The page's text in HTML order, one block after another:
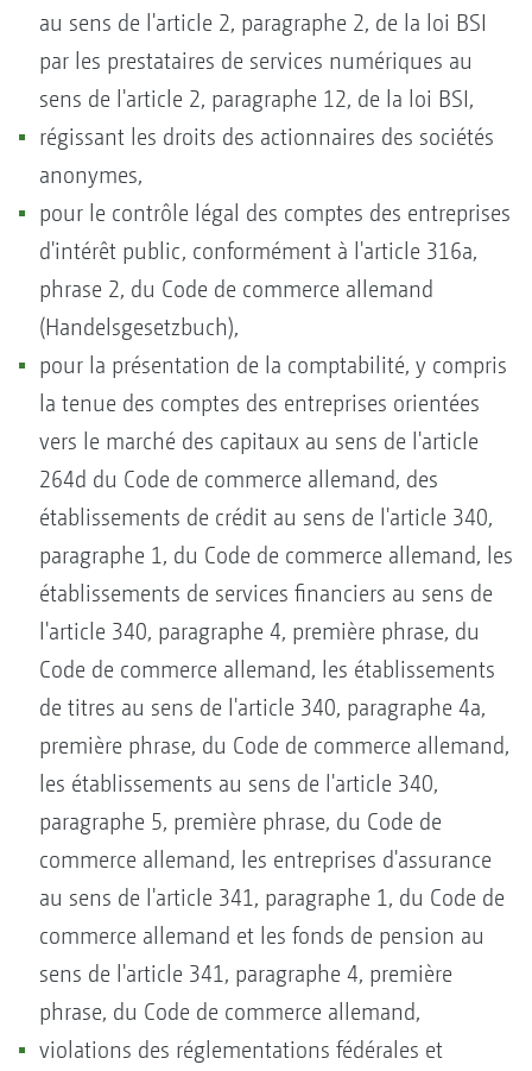
au sens de l'article 2, paragraphe 2, de la loi BSI
par les prestataires de services numériques au
sens de l'article 2, paragraphe 12, de la loi BSI,
régissant les droits des actionnaires des sociétés
anonymes,
pour le contrôle légal des comptes des entreprises
d'intérêt public, conformément à l'article 316a,
phrase 2, du Code de commerce allemand
(Handelsgesetzbuch),
pour la présentation de la comptabilité, y compris
la tenue des comptes des entreprises orientées
vers le marché des capitaux au sens de l'article
264d du Code de commerce allemand, des
établissements de crédit au sens de l'article 340,
paragraphe 1, du Code de commerce allemand, les
établissements de services financiers au sens de
l'article 340, paragraphe 4, première phrase, du
Code de commerce allemand, les établissements
de titres au sens de l'article 340, paragraphe 4a,
première phrase, du Code de commerce allemand,
les établissements au sens de l'article 340,
paragraphe 5, première phrase, du Code de
commerce allemand, les entreprises d'assurance
au sens de l'article 341, paragraphe 1, du Code de
commerce allemand et les fonds de pension au
sens de l'article 341, paragraphe 4, première
phrase, du Code de commerce allemand,
violations des réglementations fédérales et